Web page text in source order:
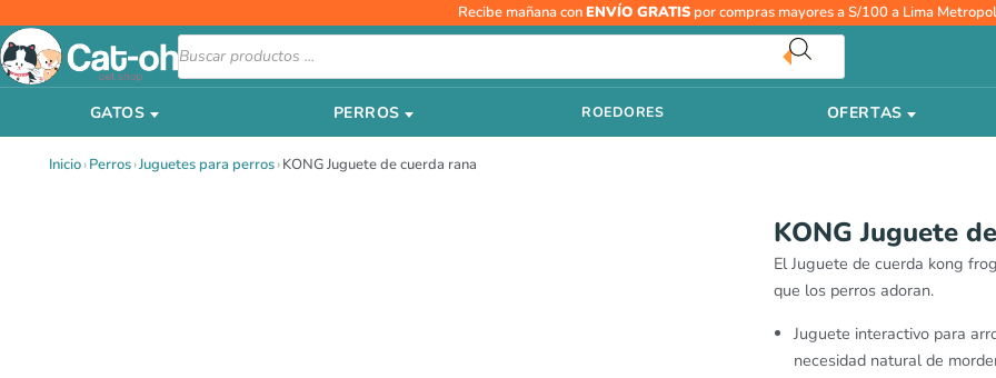
al
contenido
Recibe mañana conENVÍO GRATIS por compras mayores a S/100 a Lima
Búsqueda
de
productos
GATOS PERROS ROEDORES OFERTAS
Inicio›Perros›Juguetes para perros›KONG Juguete de cuerda rana
KONG Juguete
El Juguete de cuerda kong
que los perros adoran.
Juguete interactivo para
necesidad natural de